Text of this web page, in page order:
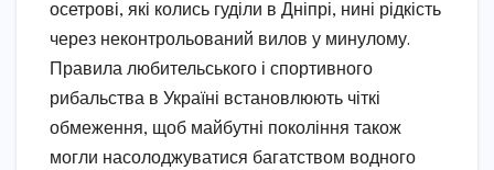
осетрові, які колись гуділи в Дніпрі, нині рідкість
через неконтрольований вилов у минулому.
Правила любительського і спортивного
рибальства в Україні встановлюють чіткі
обмеження, щоб майбутні покоління також
могли насолоджуватися багатством водного